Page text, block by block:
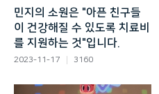
민지의 소원은 "아픈 친구들
이 건강해질 수 있도록 치료비
를 지원하는 것"입니다.
2023-11-17 3160